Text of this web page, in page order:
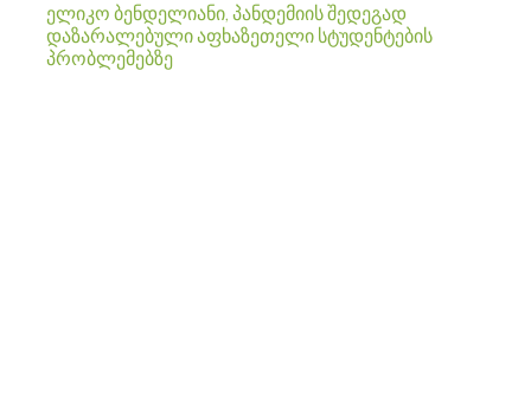
ელიკო ბენდელიანი, პანდემიის შედეგად
დაზარალებული აფხაზეთელი სტუდენტების
პრობლემებზე